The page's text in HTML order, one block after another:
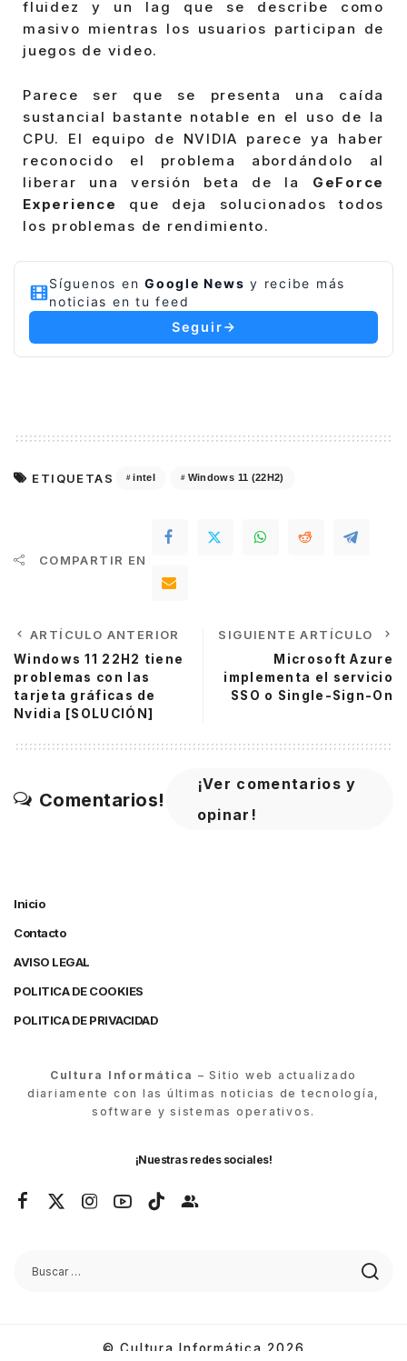
fluidez y un lag que se describe como
masivo mientras los usuarios participan de
juegos de video.
Parece ser que se presenta una caída
sustancial bastante notable en el uso de la
CPU. El equipo de NVIDIA parece ya haber
reconocido el problema abordándolo al
liberar una versión beta de la GeForce
Experience
que deja solucionados todos
los problemas de rendimiento.
Síguenos en Google News y recibe más
noticias en tu feed
Seguir
ETIQUETAS intel Windows 11 (22H2)
COMPARTIR EN
ARTÍCULO ANTERIOR
Windows 11 22H2 tiene
problemas con las
tarjeta gráficas de
Nvidia [SOLUCIÓN]
SIGUIENTE ARTÍCULO
Microsoft Azure
implementa el servicio
SSO o Single-Sign-On
Comentarios!
¡Ver comentarios y
opinar!
Inicio
Contacto
AVISO LEGAL
POLITICA DE COOKIES
POLITICA DE PRIVACIDAD
Cultura Informática – Sitio web actualizado
diariamente con las últimas noticias de tecnología,
software y sistemas operativos.
¡Nuestras redes sociales!
© Cultura Informática 2026